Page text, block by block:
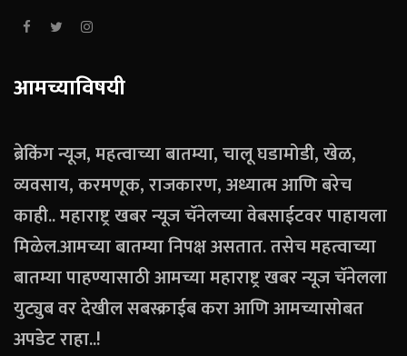
आमच्याविषयी
ब्रेकिंग न्यूज, महत्वाच्या बातम्या, चालू घडामोडी, खेळ,
व्यवसाय, करमणूक, राजकारण, अध्यात्म आणि बरेच
काही.. महाराष्ट्र खबर न्यूज चॅनेलच्या वेबसाईटवर पाहायला
मिळेल.आमच्या बातम्या निपक्ष असतात. तसेच महत्वाच्या
बातम्या पाहण्यासाठी आमच्या महाराष्ट्र खबर न्यूज चॅनेलला
युट्युब वर देखील सबस्क्राईब करा आणि आमच्यासोबत
अपडेट राहा..!